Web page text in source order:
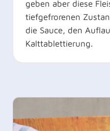
geben aber diese
tiefgefrorenen
die Sauce, den
Kalttablettierung.